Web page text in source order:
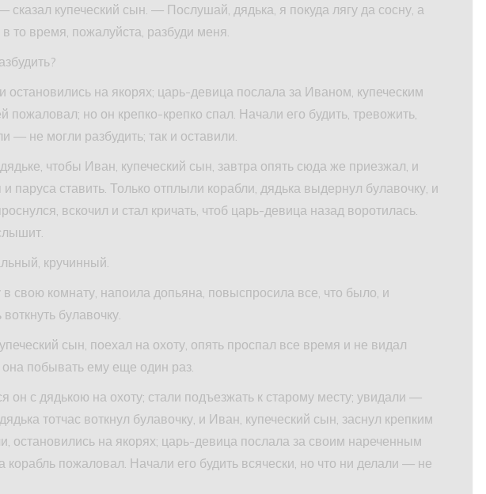
сказал купеческий сын. — Послушай, дядька, я покуда лягу да сосну, а
то время, пожалуйста, разбуди меня.
остановились на якорях; царь-девица послала за Иваном, купеческим
пожаловал; но он крепко-крепко спал. Начали его будить, тревожить,
— не могли разбудить; так и оставили.
чтобы Иван, купеческий сын, завтра опять сюда же приезжал, и
паруса ставить. Только отплыли корабли, дядька выдернул булавочку, и
вскочил и стал кричать, чтоб царь-девица назад воротилась.
кручинный.
свою комнату, напоила допьяна, повыспросила все, что было, и
булавочку.
сын, поехал на охоту, опять проспал все время и не видал
побывать ему еще один раз.
он с дядькою на охоту; стали подъезжать к старому месту; увидали —
тотчас воткнул булавочку, и Иван, купеческий сын, заснул крепким
остановились на якорях; царь-девица послала за своим нареченным
корабль пожаловал. Начали его будить всячески, но что ни делали — не